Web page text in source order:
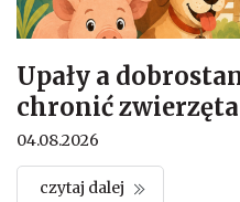
Upały a
chronić
04.08.2026
czytaj dalej